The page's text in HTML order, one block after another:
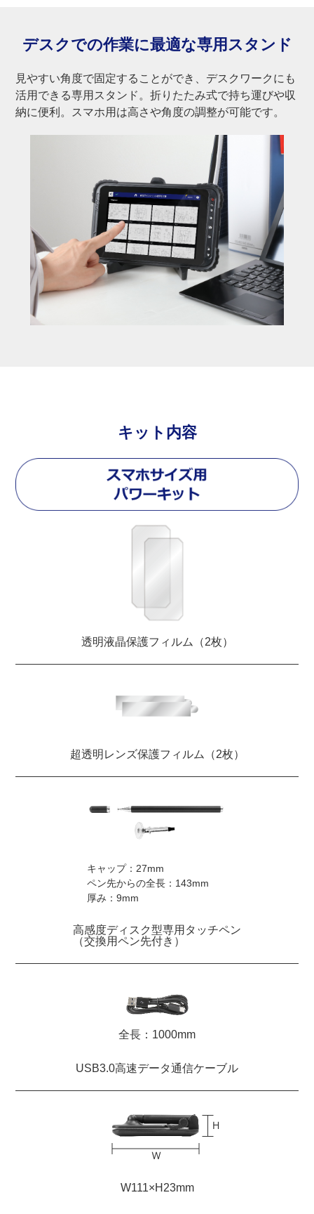
デスクでの作業に最適な専用スタンド
見やすい角度で固定することができ、デスクワークにも
活用できる専用スタンド。折りたたみ式で持ち運びや収
納に便利。スマホ用は高さや角度の調整が可能です。
キット内容
透明液晶保護フィルム（2枚）
超透明レンズ保護フィルム（2枚）
キャップ：27mm
ペン先からの全長：143mm
厚み：9mm
高感度ディスク型専用タッチペン
（交換用ペン先付き）
全長：1000mm
USB3.0高速データ通信ケーブル
W111×H23mm